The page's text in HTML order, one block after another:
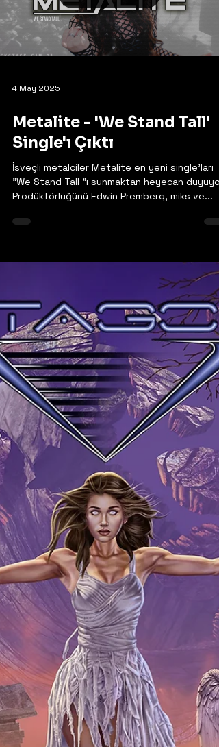
Load video
4 May 2025
Metalite - 'We Stand Tall'
Single'ı Çıktı
İsveçli metalciler Metalite en yeni single'ları
"We Stand Tall "ı sunmaktan heyecan duyuyor.